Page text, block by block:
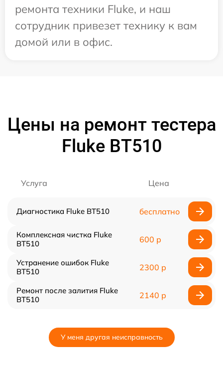
ремонта техники Fluke, и наш
сотрудник привезет технику к вам
домой или в офис.
Цены на ремонт тестера
Fluke BT510
Услуга Цена
Диагностика Fluke BT510 бесплатно
Комплексная чистка Fluke
BT510
600 р
Устранение ошибок Fluke
BT510
2300 р
Ремонт после залития Fluke
BT510
2140 р
У меня другая неисправность